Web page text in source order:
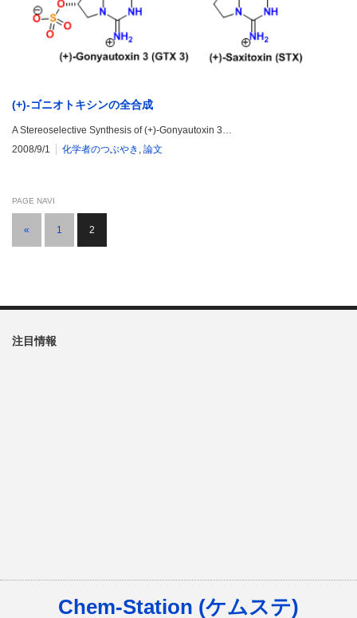
(+)-ゴニオトキシンの全合成
A Stereoselective Synthesis of (+)-Gonyautoxin 3…
2008/9/1
化学者のつぶやき , 論文
PAGE NAVI
« 1 2
注目情報
Chem-Station (ケムステ)